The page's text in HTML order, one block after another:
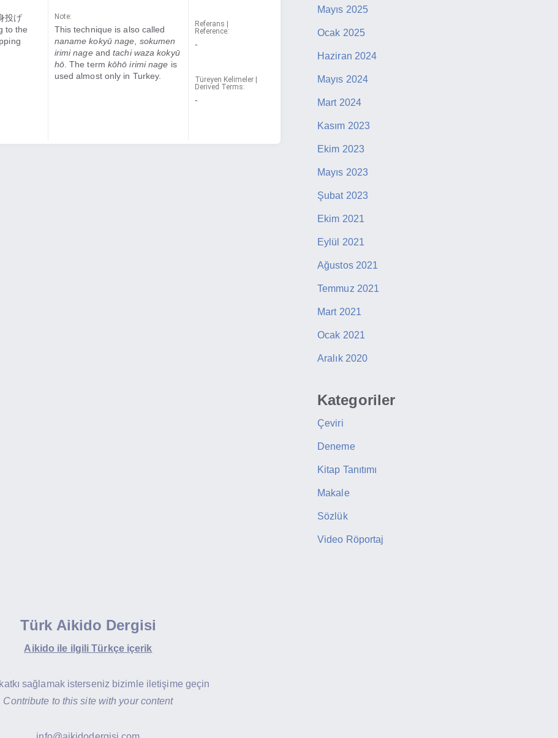
投げ
to the
Note:
This technique is also called
naname kokyū nage sokumen
irimi nageandtachi waza kokyū
hō. The term kōhō irimi nage is
used almost only in Turkey.
Referans |
Reference:
-
Türeyen Kelimeler |
Derived Terms:
-
Mayıs 2025
Ocak 2025
Haziran 2024
Mayıs 2024
Mart 2024
Kasım 2023
Ekim 2023
Mayıs 2023
Şubat 2023
Ekim 2021
Eylül 2021
Ağustos 2021
Temmuz 2021
Mart 2021
Ocak 2021
Aralık 2020
Kategoriler
Çeviri
Deneme
Kitap Tanıtımı
Makale
Sözlük
Video Röportaj
Türk Aikido Dergisi
Aikido ile ilgili Türkçe içerik
sağlamak isterseniz bizimle iletişime geçin
Contribute to this site with your content